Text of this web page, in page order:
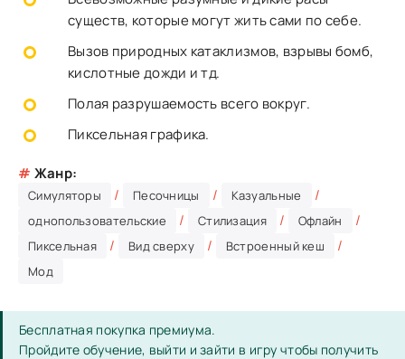
существ, которые могут жить сами по себе.
Вызов природных катаклизмов, взрывы бомб,
кислотные дожди и тд.
Полая разрушаемость всего вокруг.
Пиксельная графика.
# Жанр:
Симуляторы / Песочницы / Казуальные /
однопользовательские / Стилизация / Офлайн /
Пиксельная / Вид сверху / Встроенный кеш /
Мод
Бесплатная покупка премиума.
Пройдите обучение, выйти и зайти в игру чтобы получить